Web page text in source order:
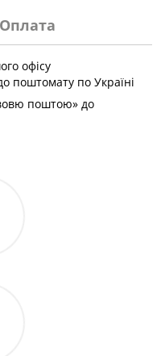
Оплата
офісу
поштомату по Україні
поштою» до